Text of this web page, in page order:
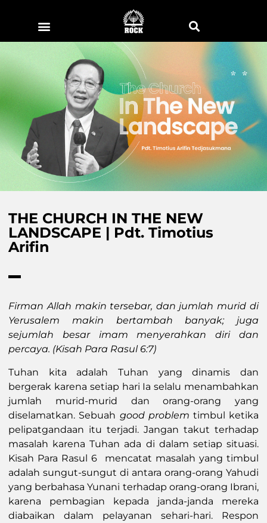
THE CHURCH IN THE NEW
LANDSCAPE | Pdt. Timotius
Arifin
Firman Allah makin tersebar, dan jumlah murid di
Yerusalem makin bertambah banyak; juga
sejumlah besar imam menyerahkan diri dan
percaya. (Kisah Para Rasul 6:7)
Tuhan kita adalah Tuhan yang dinamis dan
bergerak karena setiap hari Ia selalu menambahkan
jumlah murid-murid dan orang-orang yang
diselamatkan. Sebuah good problem timbul ketika
pelipatgandaan itu terjadi. Jangan takut terhadap
masalah karena Tuhan ada di dalam setiap situasi.
Kisah Para Rasul 6 mencatat masalah yang timbul
adalah sungut-sungut di antara orang-orang Yahudi
yang berbahasa Yunani terhadap orang-orang Ibrani,
karena pembagian kepada janda-janda mereka
diabaikan dalam pelayanan sehari-hari. Respon